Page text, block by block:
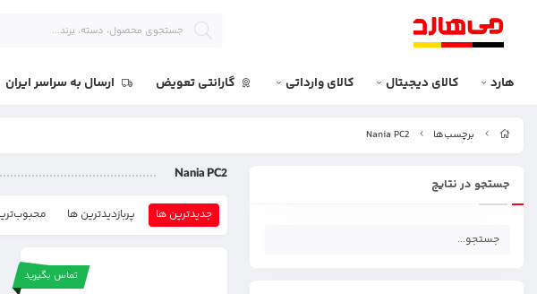
هارد کالای دیجیتال کالای وارداتی گارانتی تعویض ارسال به سراسر ایران
برچسب‌ها Nania PC2
جستجو در نتایج
Nania PC2
جدیدترین ها پربازدیدترین ها
تماس بگیرید